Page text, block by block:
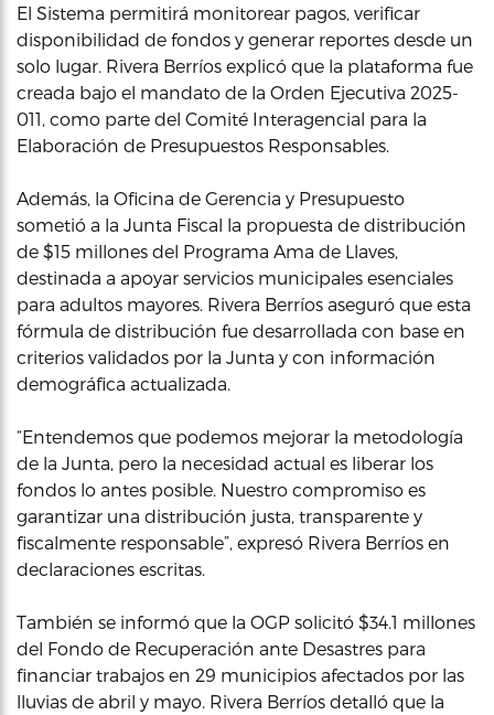
El Sistema permitirá monitorear pagos, verificar
disponibilidad de fondos y generar reportes desde un
solo lugar. Rivera Berríos explicó que la plataforma fue
creada bajo el mandato de la Orden Ejecutiva 2025-
011, como parte del Comité Interagencial para la
Elaboración de Presupuestos Responsables.
Además, la Oficina de Gerencia y Presupuesto
sometió a la Junta Fiscal la propuesta de distribución
de $15 millones del Programa Ama de Llaves,
destinada a apoyar servicios municipales esenciales
para adultos mayores. Rivera Berríos aseguró que esta
fórmula de distribución fue desarrollada con base en
criterios validados por la Junta y con información
demográfica actualizada.
“Entendemos que podemos mejorar la metodología
de la Junta, pero la necesidad actual es liberar los
fondos lo antes posible. Nuestro compromiso es
garantizar una distribución justa, transparente y
fiscalmente responsable”, expresó Rivera Berríos en
declaraciones escritas.
También se informó que la OGP solicitó $34.1 millones
del Fondo de Recuperación ante Desastres para
financiar trabajos en 29 municipios afectados por las
lluvias de abril y mayo. Rivera Berríos detalló que la